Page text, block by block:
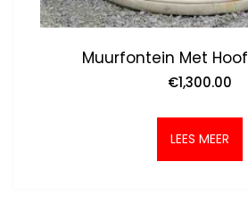
Muurfontein Met
€1,300.00
LEES MEER